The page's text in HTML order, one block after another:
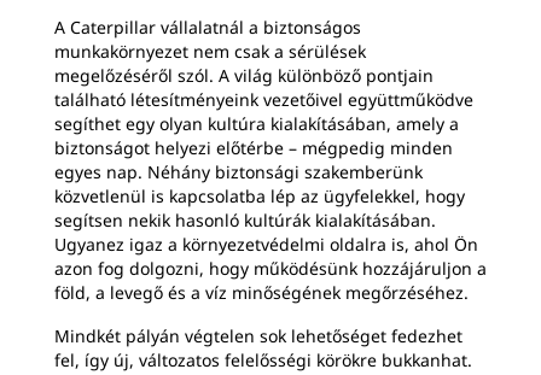
A Caterpillar vállalatnál a biztonságos
munkakörnyezet nem csak a sérülések
megelőzéséről szól. A világ különböző pontjain
található létesítményeink vezetőivel együttműködve
segíthet egy olyan kultúra kialakításában, amely a
biztonságot helyezi előtérbe – mégpedig minden
egyes nap. Néhány biztonsági szakemberünk
közvetlenül is kapcsolatba lép az ügyfelekkel, hogy
segítsen nekik hasonló kultúrák kialakításában.
Ugyanez igaz a környezetvédelmi oldalra is, ahol Ön
azon fog dolgozni, hogy működésünk hozzájáruljon a
föld, a levegő és a víz minőségének megőrzéséhez.
Mindkét pályán végtelen sok lehetőséget fedezhet
fel, így új, változatos felelősségi körökre bukkanhat.